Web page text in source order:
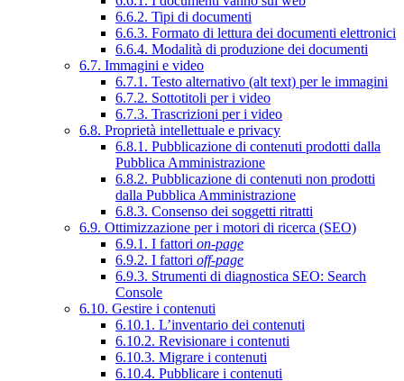
6.6.2. Tipi di documenti
6.6.3. Formato di lettura dei documenti elettronici
6.6.4. Modalità di produzione dei documenti
6.7. Immagini e video
6.7.1. Testo alternativo (alt text) per le immagini
6.7.2. Sottotitoli per i video
6.7.3. Trascrizioni per i video
6.8. Proprietà intellettuale e privacy
6.8.1. Pubblicazione di contenuti prodotti dalla
Pubblica Amministrazione
6.8.2. Pubblicazione di contenuti non prodotti
dalla Pubblica Amministrazione
6.8.3. Consenso dei soggetti ritratti
6.9. Ottimizzazione per i motori di ricerca (SEO)
6.9.1. I fattori on-page
6.9.2. I fattori off-page
6.9.3. Strumenti di diagnostica SEO: Search
Console
6.10. Gestire i contenuti
6.10.1. L’inventario dei contenuti
6.10.2. Revisionare i contenuti
6.10.3. Migrare i contenuti
6.10.4. Pubblicare i contenuti